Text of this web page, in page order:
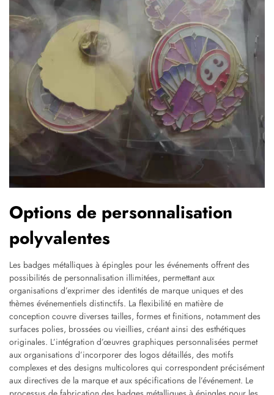
Options de personnalisation
polyvalentes
Les badges métalliques à épingles pour les événements offrent des
possibilités de personnalisation illimitées, permettant aux
organisations d’exprimer des identités de marque uniques et des
thèmes événementiels distinctifs. La flexibilité en matière de
conception couvre diverses tailles, formes et finitions, notamment des
surfaces polies, brossées ou vieillies, créant ainsi des esthétiques
originales. L’intégration d’œuvres graphiques personnalisées permet
aux organisations d’incorporer des logos détaillés, des motifs
complexes et des designs multicolores qui correspondent précisément
aux directives de la marque et aux spécifications de l’événement. Le